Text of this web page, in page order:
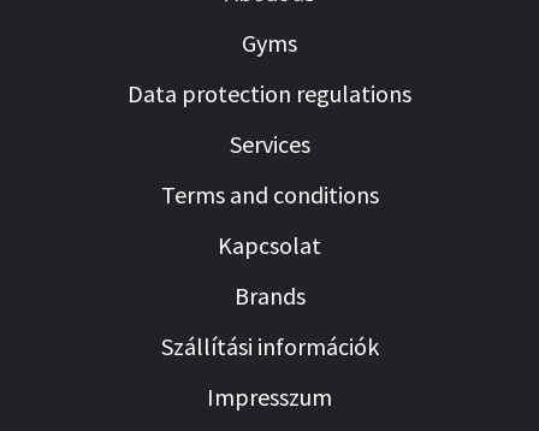
Gyms
Data protection regulations
Services
Terms and conditions
Kapcsolat
Brands
Szállítási információk
Impresszum